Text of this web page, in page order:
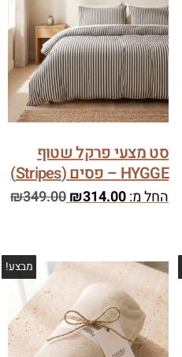
סט מצעי פרקל שטוף
HYGGE – פסים (Stripes)
החל מ: ₪314.00
₪349.00
מבצע!